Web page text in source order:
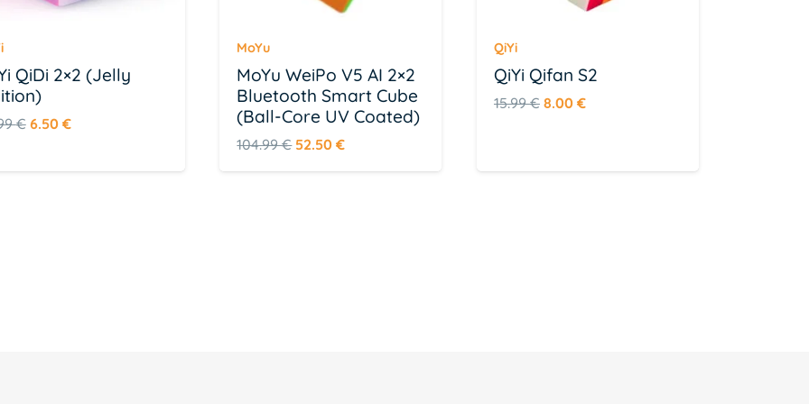
QiDi 2×2 (Jelly
€ Algne
oli:
6.50 €Praegune
on:
MoYu
MoYu WeiPo V5 AI 2×2
Bluetooth Smart Cube
(Ball-Core UV Coated)
104.99€ Algne
hind
52.50€Praegune
hind
QiYi
QiYi Qifan S2
15.99€ Algne
15.99 €.
8.00 €Praegune
8.00 €.